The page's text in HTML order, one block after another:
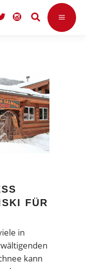
FÜR
in
kann